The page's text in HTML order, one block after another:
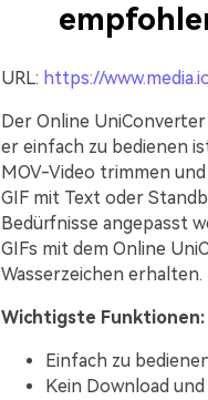
URL: https://
Der Online
er einfach zu bedienen
MOV-Video trimmen
GIF mit Text oder
Bedürfnisse angepasst
GIFs mit dem Online
Wasserzeichen erhalten.
Wichtigste Funktionen:
Einfach zu
Kein Download